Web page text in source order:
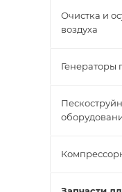
Очистка и
воздуха
Генераторы